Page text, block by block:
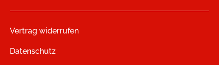
Vertrag widerrufen
Datenschutz